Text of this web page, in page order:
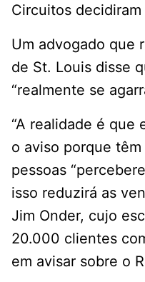
Circuitos
Um advogado que
de St. Louis disse
“realmente se
“A realidade é que
o aviso porque
pessoas
isso reduzirá as
Jim Onder, cujo
20.000 clientes
em avisar sobre o